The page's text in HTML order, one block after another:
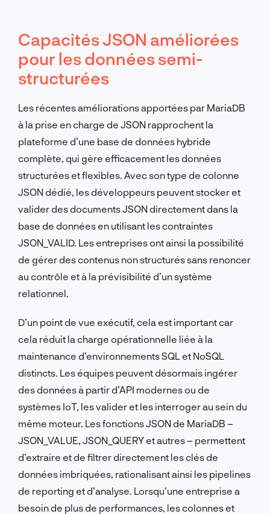
Capacités JSON améliorées
pour les données semi-
structurées
Les récentes améliorations apportées par MariaDB
à la prise en charge de JSON rapprochent la
plateforme d’une base de données hybride
complète, qui gère efficacement les données
structurées et flexibles. Avec son type de colonne
JSON dédié, les développeurs peuvent stocker et
valider des documents JSON directement dans la
base de données en utilisant les contraintes
JSON_VALID. Les entreprises ont ainsi la possibilité
de gérer des contenus non structurés sans renoncer
au contrôle et à la prévisibilité d’un système
relationnel.
D’un point de vue exécutif, cela est important car
cela réduit la charge opérationnelle liée à la
maintenance d’environnements SQL et NoSQL
distincts. Les équipes peuvent désormais ingérer
des données à partir d’API modernes ou de
systèmes IoT, les valider et les interroger au sein du
même moteur. Les fonctions JSON de MariaDB –
JSON_VALUE, JSON_QUERY et autres – permettent
d’extraire et de filtrer directement les clés de
données imbriquées, rationalisant ainsi les pipelines
de reporting et d’analyse. Lorsqu’une entreprise a
besoin de plus de performances, les colonnes et